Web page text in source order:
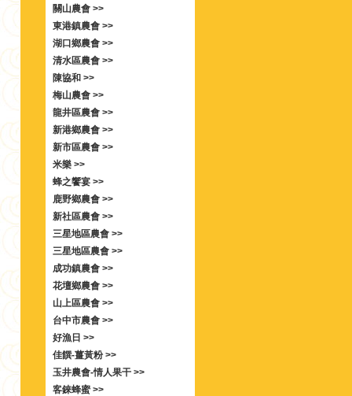
關山農會 >>
東港鎮農會 >>
湖口鄉農會 >>
清水區農會 >>
陳協和 >>
梅山農會 >>
龍井區農會 >>
新港鄉農會 >>
新市區農會 >>
米樂 >>
蜂之饗宴 >>
鹿野鄉農會 >>
新社區農會 >>
三星地區農會 >>
三星地區農會 >>
成功鎮農會 >>
花壇鄉農會 >>
山上區農會 >>
台中市農會 >>
好漁日 >>
佳饌-薑黃粉 >>
玉井農會-情人果干 >>
客錸蜂蜜 >>